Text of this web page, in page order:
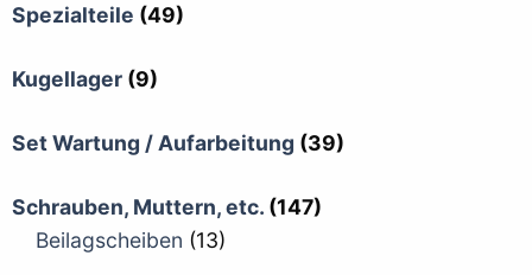
Spezialteile (49)
Kugellager (9)
Set Wartung / Aufarbeitung (39)
Schrauben, Muttern, etc. (147)
Beilagscheiben (13)